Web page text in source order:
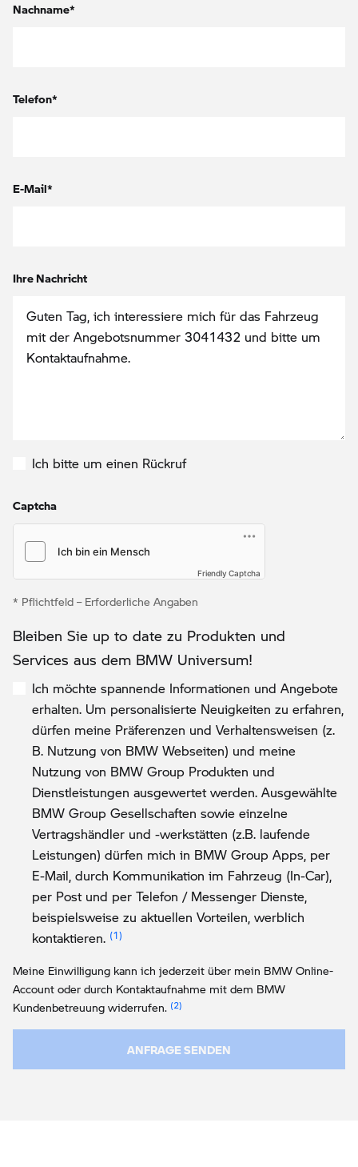
Nachname*
Telefon*
E-Mail*
Ihre Nachricht
Ich bitte um einen Rückruf
Captcha
Friendly Captcha
* Pflichtfeld – Erforderliche Angaben
Bleiben Sie up to date zu Produkten und
Services aus dem BMW Universum!
Ich möchte spannende Informationen und Angebote
erhalten. Um personalisierte Neuigkeiten zu erfahren,
dürfen meine Präferenzen und Verhaltensweisen (z.
B. Nutzung von BMW Webseiten) und meine
Nutzung von BMW Group Produkten und
Dienstleistungen ausgewertet werden. Ausgewählte
BMW Group Gesellschaften sowie einzelne
Vertragshändler und -werkstätten (z.B. laufende
Leistungen) dürfen mich in BMW Group Apps, per
E-Mail, durch Kommunikation im Fahrzeug (In-Car),
per Post und per Telefon / Messenger Dienste,
beispielsweise zu aktuellen Vorteilen, werblich
kontaktieren. Link zur Fußnote: Einwilligung zur
Meine Einwilligung kann ich jederzeit über mein BMW Online-
Account oder durch Kontaktaufnahme mit dem BMW
Kundenbetreuung widerrufen. Link zur Fußnote: Widerruf der
ANFRAGE SENDEN